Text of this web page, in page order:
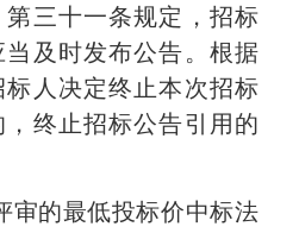
三十一条规定，招标
当及时发布公告。根据
人决定终止本次招标
终止招标公告引用的
的最低投标价中标法